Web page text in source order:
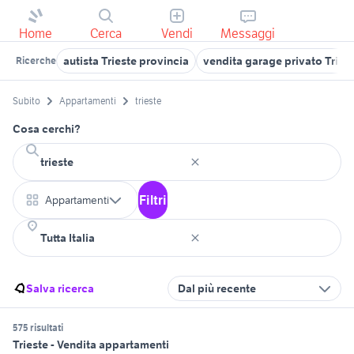
Home Cerca Vendi Messaggi
Ricerche autista Trieste provincia vendita garage privato
Subito Appartamenti trieste
Cosa cerchi?
Appartamenti Filtri
Salva ricerca Dal più recente
575 risultati
Trieste - Vendita appartamenti